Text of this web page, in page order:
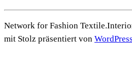
Network for Fashion
mit Stolz präsentiert von WordPress